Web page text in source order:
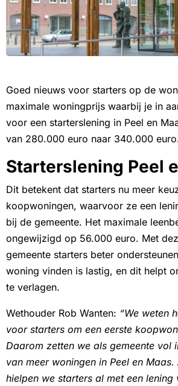
Goed nieuws voor starters op de
maximale woningprijs waarbij je in
voor een starterslening in Peel en
van 280.000 euro naar 340.000
Starterslening Peel
Dit betekent dat starters nu meer
koopwoningen, waarvoor ze een
bij de gemeente. Het maximale
ongewijzigd op 56.000 euro. Met
gemeente starters beter
woning vinden is lastig, en dit helpt
te verlagen.
Wethouder Rob Wanten: “We weten
voor starters om een eerste
Daarom zetten we als gemeente vol
van meer woningen in Peel en Maas.
hielpen we starters al met een lening